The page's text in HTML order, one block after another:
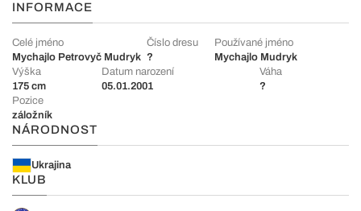
INFORMACE
Celé jméno
Mychajlo Petrovyč Mudryk
Číslo dresu
?
Používané jméno
Mychajlo Mudryk
Výška
175 cm
Datum narození
05.01.2001
Váha
?
Pozice
záložník
NÁRODNOST
Ukrajina
KLUB